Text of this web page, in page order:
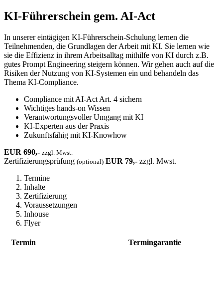
KI-Führerschein gem. AI-Act
In unserer eintägigen KI-Führerschein-Schulung lernen die
Teilnehmenden, die Grundlagen der Arbeit mit KI. Sie lernen wie
sie die Effizienz in ihrem Arbeitsalltag mithilfe von KI durch z.B.
gutes Prompt Engineering steigern können. Wir gehen auch auf die
Risiken der Nutzung von KI-Systemen ein und behandeln das
Thema KI-Compliance.
Compliance mit AI-Act Art. 4 sichern
Wichtiges hands-on Wissen
Verantwortungsvoller Umgang mit KI
KI-Experten aus der Praxis
Zukunftsfähig mit KI-Knowhow
EUR 690,- zzgl. Mwst.
Zertifizierungsprüfung (optional) EUR 79,- zzgl. Mwst.
Termine
Inhalte
Zertifizierung
Voraussetzungen
Inhouse
Flyer
Termin Termingarantie